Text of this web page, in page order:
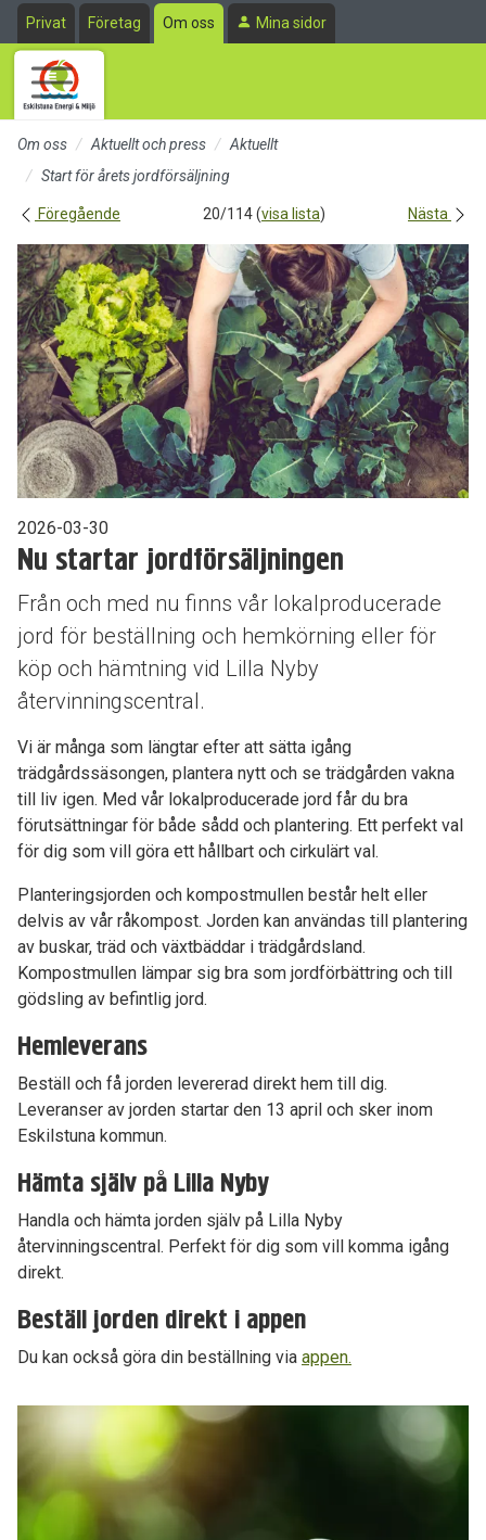
Till sidans huvudinnehåll
Privat Företag Om oss Mina sidor
Om oss Aktuellt och press
Aktuellt
Start för årets jordförsäljning
Föregående 20/114 (visa lista) Nästa
2026-03-30
Nu startar jordförsäljningen
Från och med nu finns vår lokalproducerade
jord för beställning och hemkörning eller för
köp och hämtning vid Lilla Nyby
återvinningscentral.
Vi är många som längtar efter att sätta igång
trädgårdssäsongen, plantera nytt och se trädgården vakna
till liv igen. Med vår lokalproducerade jord får du bra
förutsättningar för både sådd och plantering. Ett perfekt val
för dig som vill göra ett hållbart och cirkulärt val.
Planteringsjorden och kompostmullen består helt eller
delvis av vår råkompost. Jorden kan användas till plantering
av buskar, träd och växtbäddar i trädgårdsland.
Kompostmullen lämpar sig bra som jordförbättring och till
gödsling av befintlig jord.
Hemleverans
Beställ och få jorden levererad direkt hem till dig.
Leveranser av jorden startar den 13 april och sker inom
Eskilstuna kommun.
Hämta själv på Lilla Nyby
Handla och hämta jorden själv på Lilla Nyby
återvinningscentral. Perfekt för dig som vill komma igång
direkt.
Beställ jorden direkt i appen
Du kan också göra din beställning via appen.